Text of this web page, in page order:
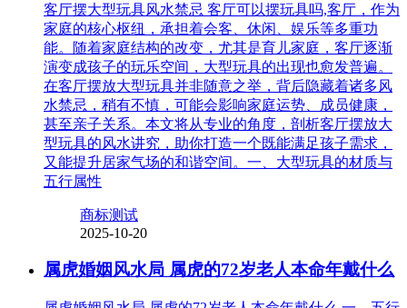
客厅摆大型玩具风水禁忌 客厅可以摆玩具吗,客厅，作为
家庭的核心枢纽，承担着会客、休闲、娱乐等多重功
能。随着家庭结构的改变，尤其是育儿家庭，客厅逐渐
演变成孩子的玩乐空间，大型玩具的出现也愈发普遍。
在客厅摆放大型玩具并非随意之举，背后隐藏着诸多风
水禁忌，稍有不慎，可能会影响家庭运势、成员健康，
甚至亲子关系。本文将从专业的角度，剖析客厅摆放大
型玩具的风水讲究，助你打造一个既能满足孩子需求，
又能提升居家气场的和谐空间。一、大型玩具的材质与
五行属性
商标测试
2025-10-20
属虎婚姻风水局 属虎的72岁老人本命年戴什么